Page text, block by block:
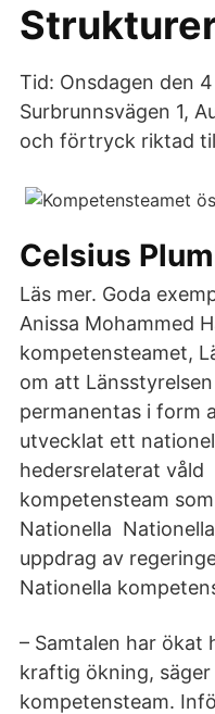
Tid: Onsdagen den
Surbrunnsvägen 1,
och förtryck riktad
Celsius
Läs mer. Goda
Anissa Mohammed
kompetensteamet,
om att
permanentas i form
utvecklat ett
hedersrelaterat våld
kompetensteam
Nationella
uppdrag av
Nationella
– Samtalen har ökat
kraftig ökning,
kompetensteam.